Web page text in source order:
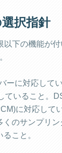
択指針
以下の機能が
ーに対応してい
ていること。
に対応して
くのサンプリ
こと。